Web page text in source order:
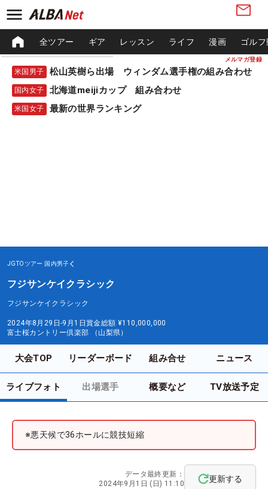
メルマガ登録
全ツアー ギア レッスン ライフ 漫画 ゴル
米国男子 松山英樹ら出場 ウィンダム選手権の組み合わせ
国内女子 北海道meijiカップ 組み合わせ
米国女子 最新の世界ランキング
JGTOツアー 国内男子
フジサンケイクラシック
フジサンケイクラシック
2024年8月29日-9月1日賞金総額 ¥110,000,000
富士桜カントリー倶楽部 （山梨県）
大会TOP リーダーボード 組み合せ ニュース
ライブフォト 出場選手 概要など TV放送予定
※悪天候で36ホールに競技短縮
データ最終更新：
2024年9月1日 (日) 11:10
更新する